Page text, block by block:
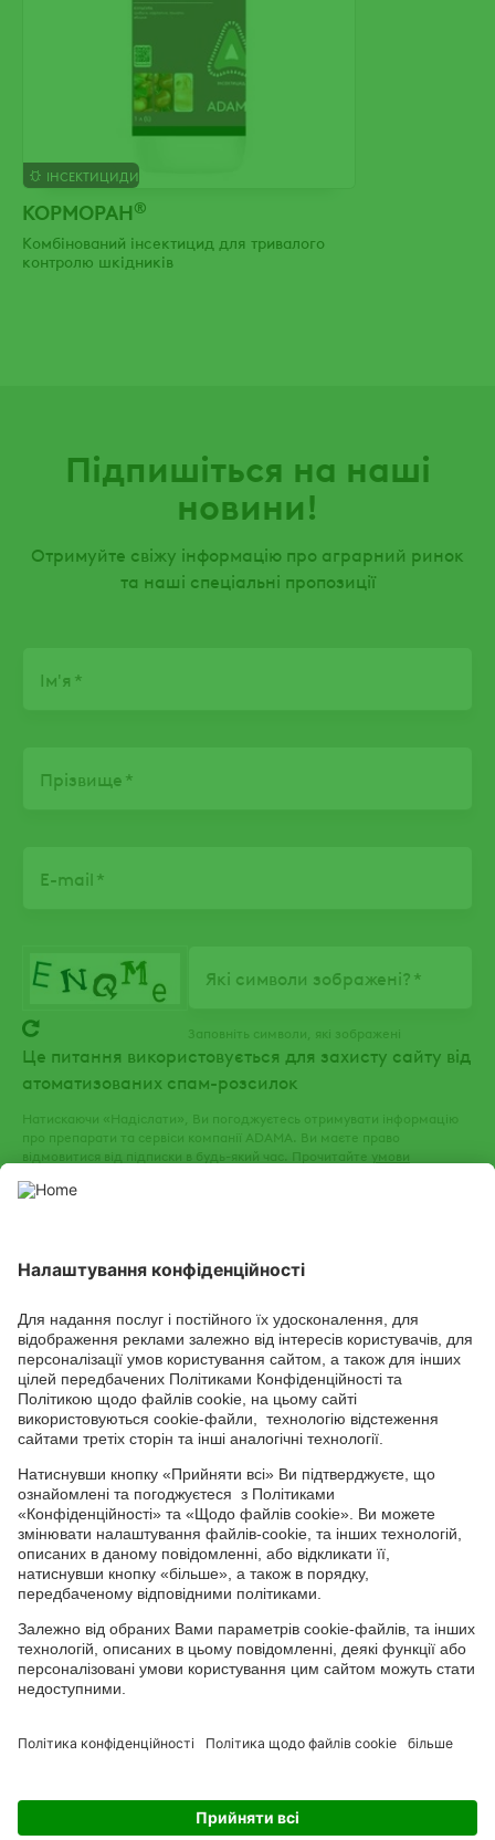
ІНСЕКТИЦИДИ
КОРМОРАН®
Комбінований інсектицид для тривалого
контролю шкідників
Підпишіться на наші
новини!
Отримуйте свіжу інформацію про аграрний ринок
та наші спеціальні пропозиції
Ім'я
Прізвище
E-mail
Які символи зображені?
Заповніть символи, які зображені
Це питання використовується для захисту сайту від
атоматизованих спам-розсилок
Натискаючи «Надіслати», Ви погоджуєтесь отримувати інформацію
про препарати та сервіси компанії ADAMA. Ви маєте право
відмовитися від підписки в будь-який час. Прочитайте умови
СОЦІАЛЬНІ СЕРВІСИ
Youtube
Channel
FacebookTikTok
Головний офіс: 04050, м. Київ, вул. М. Пимоненка, 13, БЦ "Форум
Ділове Містечко", офіс 4А/41; тел.: +38 044 232 44 14; e-mail:
ukraine@adama.com
Використовуйте пестициди з обережністю. Завжди читайте
етикетку та інформацію про препарат перед використанням,
звертаючи особливу увагу на додаткові інструкції, піктограми
препарату. Інформація та рекомендації, які містяться у тарній
етикетці, ґрунтуються на наявному досвіді, а також на
результатах Державних реєстраційних випробувань. У випадку
будь-яких відхилень від оптимальних параметрів не можна
препарату не можуть нести відповідальність